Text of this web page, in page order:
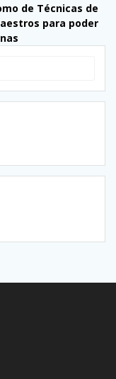
de Técnicas de
para poder